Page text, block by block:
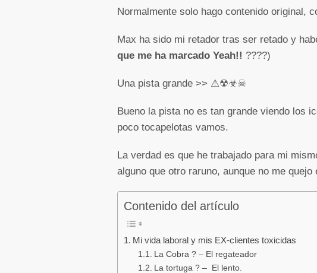
Normalmente solo hago contenido original,
Max ha sido mi retador tras ser retado y
que me ha marcado Yeah!! ????)
Una pista grande >> ⚠☢☣☠
Bueno la pista no es tan grande viendo los
poco tocapelotas vamos.
La verdad es que he trabajado para mi
alguno que otro raruno, aunque no me
Contenido del artículo
Mi vida laboral y mis EX-clientes toxicidas
La Cobra ? – El regateador
La tortuga ? – El lento.